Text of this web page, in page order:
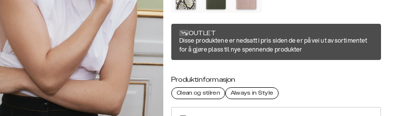
OUTLET
Disse produktene er nedsatt i pris siden de er på vei ut av sortimentet
for å gjøre plass til nye spennende produkter
Produktinformasjon
Clean og stilren Always in Style